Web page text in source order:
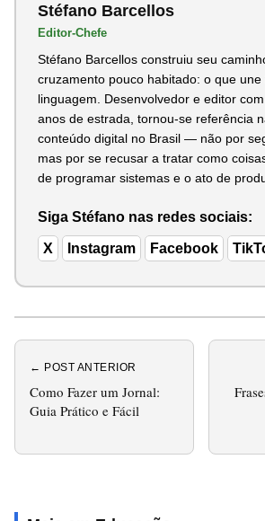
Stéfano Barcellos
Editor-Chefe
Stéfano Barcellos construiu seu
cruzamento pouco habitado: o que une
linguagem. Desenvolvedor e editor
anos de estrada, tornou-se referência
conteúdo digital no Brasil — não por
mas por se recusar a tratar como
de programar sistemas e o ato de
Siga Stéfano nas redes sociais:
X Instagram Facebook
← POST ANTERIOR
Como Fazer um Jornal:
Guia Prático e Fácil